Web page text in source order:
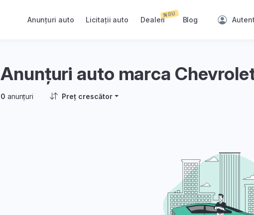
Anunțuri auto Licitații auto Dealeri
NOU
Blog
Anunțuri auto marca
0 anunțuri Preț crescător